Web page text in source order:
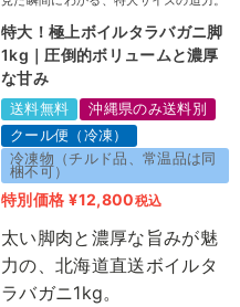
特大！極上ボイルタラバガニ脚
1kg｜圧倒的ボリュームと濃厚
な甘み
送料無料
沖縄県のみ送料別
クール便（冷凍）
冷凍物（チルド品、常温品は同
梱不可）
特別価格 ¥12,800税込
太い脚肉と濃厚な旨みが魅
力の、北海道直送ボイルタ
ラバガニ1kg。